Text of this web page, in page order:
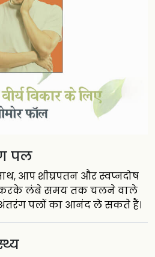
पल
आप शीघ्रपतन और स्वप्नदोष
करके लंबे समय तक चलने वाले
पलों का आनंद ले सकते हैं।